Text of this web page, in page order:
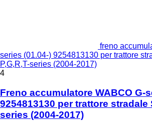
freno
series (01.04-) 9254813130 per trattore
P,G,R,T-series (2004-2017)
4
Freno accumulatore WABCO G-
9254813130 per trattore stradale
series (2004-2017)